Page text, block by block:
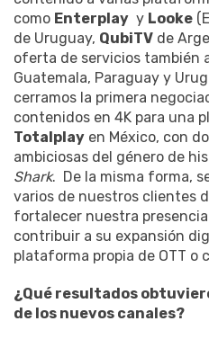
como Enterplay y Looke
de Uruguay, QubiTV de
oferta de servicios también
Guatemala, Paraguay y
cerramos la primera
contenidos en 4K para una
Totalplay en México, con
ambiciosas del género de
Shark. De la misma forma,
varios de nuestros clientes
fortalecer nuestra
contribuir a su expansión
plataforma propia de OTT o
¿Qué resultados
de los nuevos canales?